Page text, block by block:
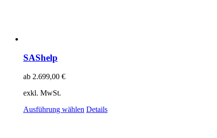
SAShelp
ab 2.699,00 €
exkl. MwSt.
Ausführung wählen Details